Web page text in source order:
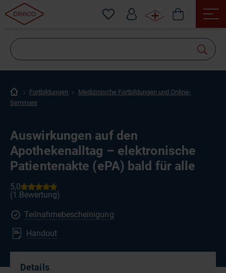
Fortbildungen
Medizinische Fortbildungen und Online-
Seminare
Auswirkungen auf den
Apothekenalltag – elektronische
Patientenakte (ePA) bald für alle
Teilnahmebescheinigung
Handout
Details
suchen